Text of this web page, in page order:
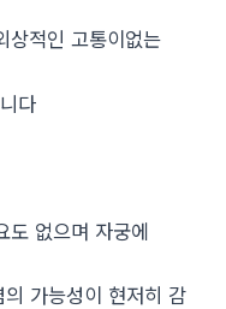
적인 고통이없는
다
도 없으며 자궁에
가능성이 현저히 감